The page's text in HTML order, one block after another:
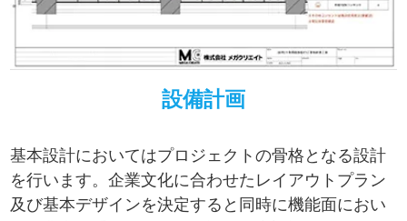
設備計画
基本設計においてはプロジェクトの骨格となる設計
を行います。企業文化に合わせたレイアウトプラン
及び基本デザインを決定すると同時に機能面におい